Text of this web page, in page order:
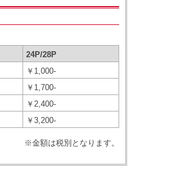
24P/28P
￥1,000-
￥1,700-
￥2,400-
￥3,200-
※金額は税別となります。